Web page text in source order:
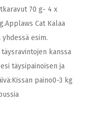
70 g- 4 x
Cat Kalaa
esim.
kanssa
täysipainoisen ja
paino0-3 kg